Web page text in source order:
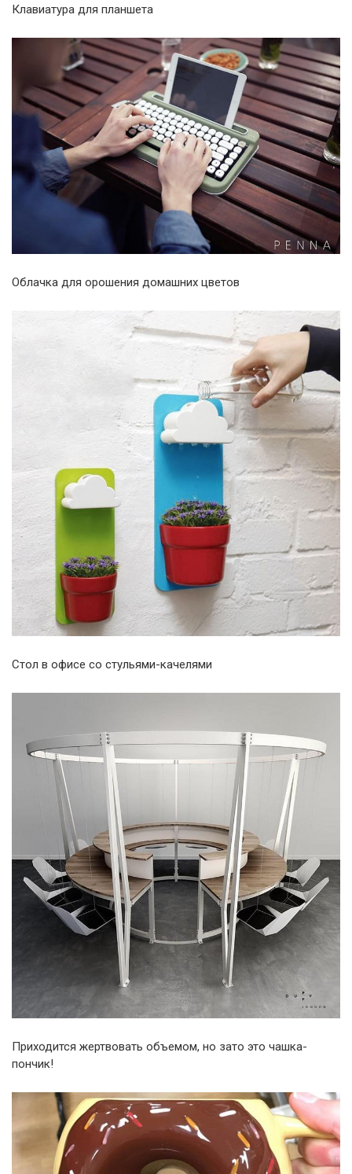
Клавиатура для планшета
Облачка для орошения домашних цветов
Стол в офисе со стульями-качелями
Приходится жертвовать объемом, но зато это чашка-
пончик!